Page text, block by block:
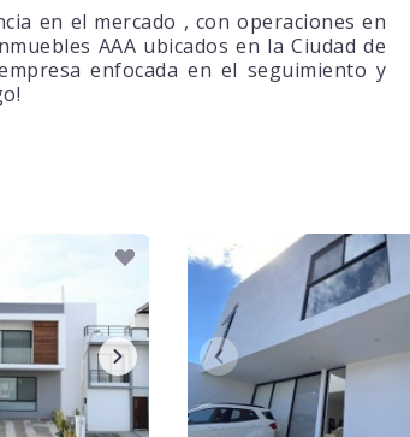
en el mercado , con operaciones en
AAA ubicados en la Ciudad de
enfocada en el seguimiento y